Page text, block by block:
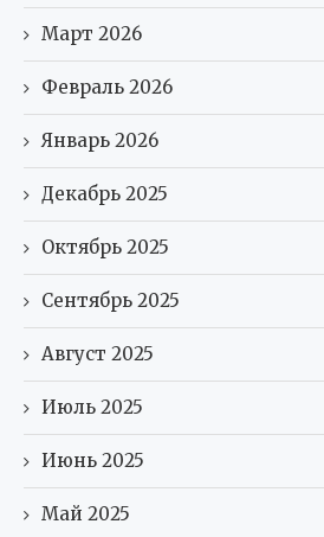
Март 2026
Февраль 2026
Январь 2026
Декабрь 2025
Октябрь 2025
Сентябрь 2025
Август 2025
Июль 2025
Июнь 2025
Май 2025